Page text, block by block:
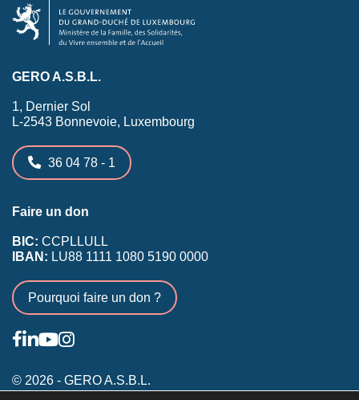
GERO A.S.B.L.
1, Dernier Sol
L-2543 Bonnevoie, Luxembourg
36 04 78 - 1
Faire un don
BIC: CCPLLULL
IBAN: LU88 1111 1080 5190 0000
Pourquoi faire un don ?
© 2026 - GERO A.S.B.L.